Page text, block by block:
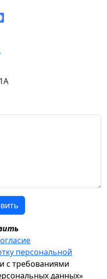
персональной
с требованиями
данных»